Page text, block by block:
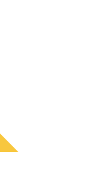
3, ELLÖS |